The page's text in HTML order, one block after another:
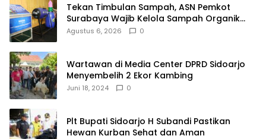
Tekan Timbulan Sampah, ASN Pemkot
Surabaya Wajib Kelola Sampah Organik
dari Rumah
Agustus 6, 2026 0
Wartawan di Media Center DPRD Sidoarjo
Menyembelih 2 Ekor Kambing
Juni 18, 2024 0
Plt Bupati Sidoarjo H Subandi Pastikan
Hewan Kurban Sehat dan Aman